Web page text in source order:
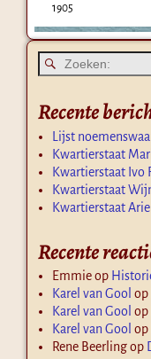
1905
Recente
Lijst
Kwartierstaat
Kwartierstaat Ivo
Kwartierstaat
Kwartierstaat
Recente
Emmieop
Karel van Gool op
Karel van Gool op
Karel van Gool op
Rene Beerlingop